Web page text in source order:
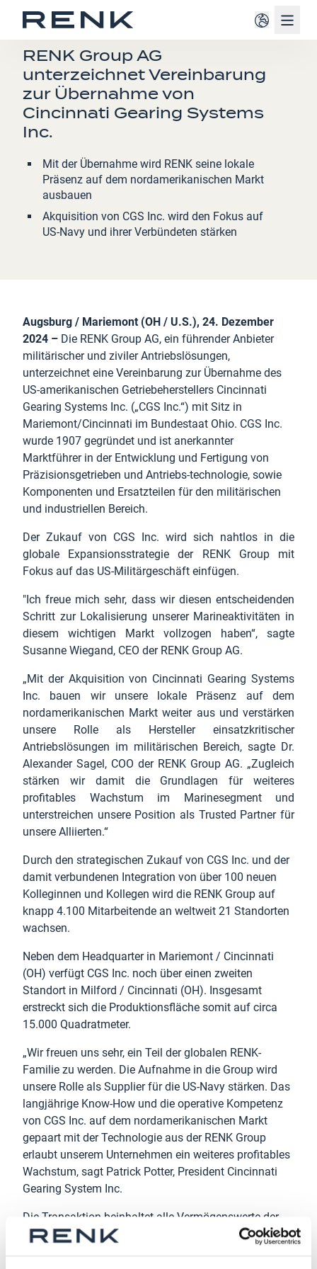
PRESSEMITTEILUNG
RENK Group AG
unterzeichnet Vereinbarung
zur Übernahme von
Cincinnati Gearing Systems
Inc.
Mit der Übernahme wird RENK seine lokale
Präsenz auf dem nordamerikanischen Markt
ausbauen
Akquisition von CGS Inc. wird den Fokus auf
US-Navy und ihrer Verbündeten stärken
Augsburg / Mariemont (OH / U.S.), 24. Dezember
2024 – Die RENK Group AG, ein führender Anbieter
militärischer und ziviler Antriebslösungen,
unterzeichnet eine Vereinbarung zur Übernahme des
US-amerikanischen Getriebeherstellers Cincinnati
Gearing Systems Inc. („CGS Inc.“) mit Sitz in
Mariemont/Cincinnati im Bundestaat Ohio. CGS Inc.
wurde 1907 gegründet und ist anerkannter
Marktführer in der Entwicklung und Fertigung von
Präzisionsgetrieben und Antriebs-technologie, sowie
Komponenten und Ersatzteilen für den militärischen
und industriellen Bereich.
Der Zukauf von CGS Inc. wird sich nahtlos in die
globale Expansionsstrategie der RENK Group mit
Fokus auf das US-Militärgeschäft einfügen.
"Ich freue mich sehr, dass wir diesen entscheidenden
Schritt zur Lokalisierung unserer Marineaktivitäten in
diesem wichtigen Markt vollzogen haben“, sagte
Susanne Wiegand, CEO der RENK Group AG.
„Mit der Akquisition von Cincinnati Gearing Systems
Inc. bauen wir unsere lokale Präsenz auf dem
nordamerikanischen Markt weiter aus und verstärken
unsere Rolle als Hersteller einsatzkritischer
Antriebslösungen im militärischen Bereich, sagte Dr.
Alexander Sagel, COO der RENK Group AG. „Zugleich
stärken wir damit die Grundlagen für weiteres
profitables Wachstum im Marinesegment und
unterstreichen unsere Position als Trusted Partner für
unsere Alliierten.“
Durch den strategischen Zukauf von CGS Inc. und der
damit verbundenen Integration von über 100 neuen
Kolleginnen und Kollegen wird die RENK Group auf
knapp 4.100 Mitarbeitende an weltweit 21 Standorten
wachsen.
Neben dem Headquarter in Mariemont / Cincinnati
(OH) verfügt CGS Inc. noch über einen zweiten
Standort in Milford / Cincinnati (OH). Insgesamt
erstreckt sich die Produktionsfläche somit auf circa
15.000 Quadratmeter.
„Wir freuen uns sehr, ein Teil der globalen RENK-
Familie zu werden. Die Aufnahme in die Group wird
unsere Rolle als Supplier für die US-Navy stärken. Das
langjährige Know-How und die operative Kompetenz
von CGS Inc. auf dem nordamerikanischen Markt
gepaart mit der Technologie aus der RENK Group
erlaubt unserem Unternehmen ein weiteres profitables
Wachstum, sagt Patrick Potter, President Cincinnati
Gearing System Inc.
Die Transaktion beinhaltet alle Vermögenswerte der
CGS Inc. inklusive der Standorte Mariemont und